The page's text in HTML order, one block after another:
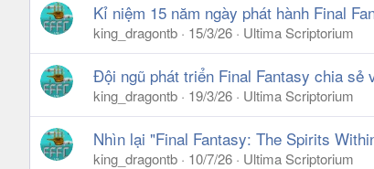
Kỉ niệm 15 năm ngày phát hành Final
king_dragontb 15/3/26 Ultima Scriptorium
Đội ngũ phát triển Final Fantasy chia sẻ
king_dragontb 19/3/26 Ultima Scriptorium
Nhìn lại "Final Fantasy: The Spirits
king_dragontb 10/7/26 Ultima Scriptorium